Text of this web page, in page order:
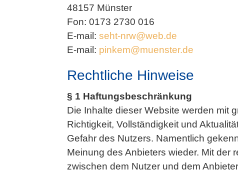
48157 Münster
Fon: 0173 2730 016
E-mail:seht-nrw@web.de
E-mail: pinkem@muenster.de
Rechtliche Hinweise
§ 1 Haftungsbeschränkung
Die Inhalte dieser Website werden mit
Richtigkeit, Vollständigkeit und
Gefahr des Nutzers. Namentlich
Meinung des Anbieters wieder. Mit der
zwischen dem Nutzer und dem